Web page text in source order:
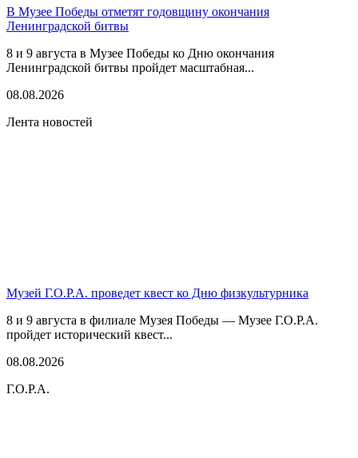
В Музее Победы отметят годовщину окончания
Ленинградской битвы
8 и 9 августа в Музее Победы ко Дню окончания
Ленинградской битвы пройдет масштабная...
08.08.2026
Лента новостей
Музей Г.О.Р.А. проведет квест ко Дню физкультурника
8 и 9 августа в филиале Музея Победы — Музее Г.О.Р.А.
пройдет исторический квест...
08.08.2026
Г.О.Р.А.